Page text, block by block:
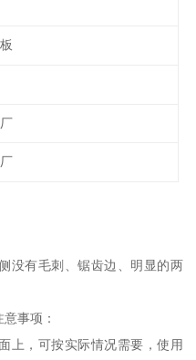
没有毛刺、锯齿边、明显的两
事项：
上，可按实际情况需要，使用